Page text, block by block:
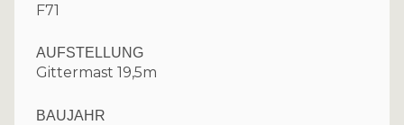
F71
AUFSTELLUNG
Gittermast 19,5m
BAUJAHR